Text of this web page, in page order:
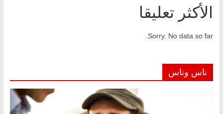
الأكثر تعليقا
Sorry. No data so far.
ناس وناس